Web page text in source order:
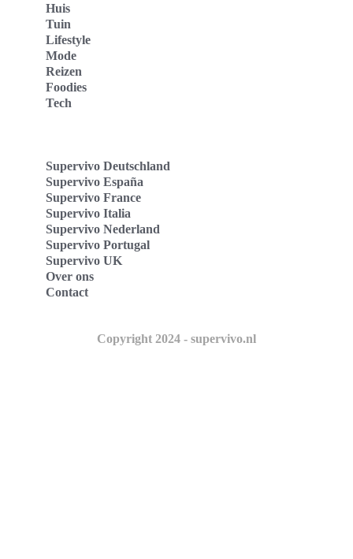
Huis
Tuin
Lifestyle
Mode
Reizen
Foodies
Tech
Supervivo Deutschland
Supervivo España
Supervivo France
Supervivo Italia
Supervivo Nederland
Supervivo Portugal
Supervivo UK
Over ons
Contact
Copyright 2024 - supervivo.nl